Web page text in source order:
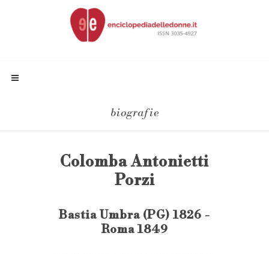
biografie
Colomba Antonietti
Porzi
Bastia Umbra (PG) 1826 -
Roma 1849